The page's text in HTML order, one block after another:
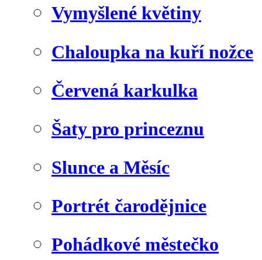
Vymyšlené květiny
Chaloupka na kuří nožce
Červená karkulka
Šaty pro princeznu
Slunce a Měsíc
Portrét čarodějnice
Pohádkové městečko